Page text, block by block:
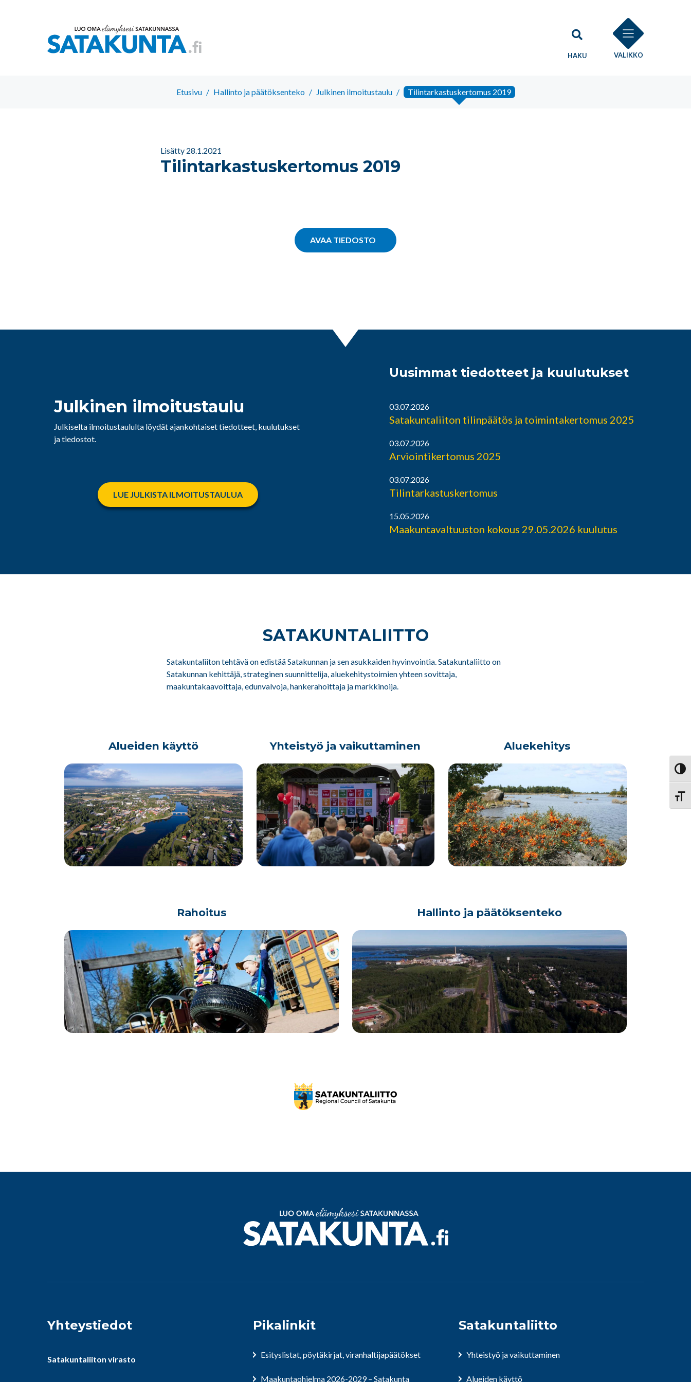
HAKU VALIKKO
Etusivu / Hallinto ja päätöksenteko / Julkinen ilmoitustaulu / Tilintarkastuskertomus 2019
Lisätty 28.1.2021
Tilintarkastuskertomus 2019
AVAA TIEDOSTO
Julkinen ilmoitustaulu
Julkiselta ilmoitustaululta löydät ajankohtaiset tiedotteet, kuulutukset
ja tiedostot.
LUE JULKISTA ILMOITUSTAULUA
Uusimmat tiedotteet ja kuulutukset
03.07.2026
Satakuntaliiton tilinpäätös ja toimintakertomus 2025
03.07.2026
Arviointikertomus 2025
03.07.2026
Tilintarkastuskertomus
15.05.2026
Maakuntavaltuuston kokous 29.05.2026 kuulutus
SATAKUNTA­LIITTO
Satakuntaliiton tehtävä on edistää Satakunnan ja sen asukkaiden hyvinvointia. Satakuntaliitto on
Satakunnan kehittäjä, strateginen suunnittelija, aluekehitystoimien yhteen sovittaja,
maakuntakaavoittaja, edunvalvoja, hankerahoittaja ja markkinoija.
Alueiden käyttö Yhteistyö ja vaikuttaminen Aluekehitys
Rahoitus Hallinto ja päätöksenteko
Yhteystiedot
Satakuntaliiton virasto
Pikalinkit
Esityslistat, pöytäkirjat, viranhaltijapäätökset
Maakuntaohjelma 2026-2029 – Satakunta
Satakuntaliitto
Yhteistyö ja vaikuttaminen
Alueiden käyttö